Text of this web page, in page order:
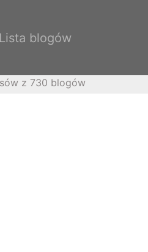
Lista blogów
z 730 blogów